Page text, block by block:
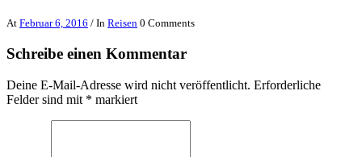
At Februar 6, 2016 / In Reisen 0 Comments
Schreibe einen Kommentar
Deine E-Mail-Adresse wird nicht veröffentlicht. Erforderliche
Felder sind mit * markiert